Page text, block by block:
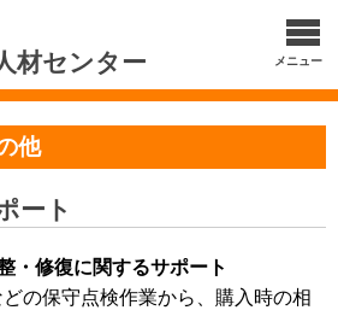
材センター メニュー
他
ート
・修復に関するサポート
の保守点検作業から、購入時の相